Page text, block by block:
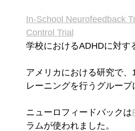
In-School Neurofeedback
Control Trial
学校におけるADHDに対す
アメリカにおける研究で
レーニングを行うグループ
ニューロフィードバックは
ラムが使われました。